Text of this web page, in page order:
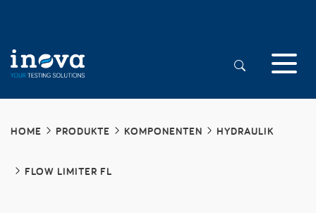
HOME PRODUKTE KOMPONENTEN HYDRAULIK
FLOW LIMITER FL